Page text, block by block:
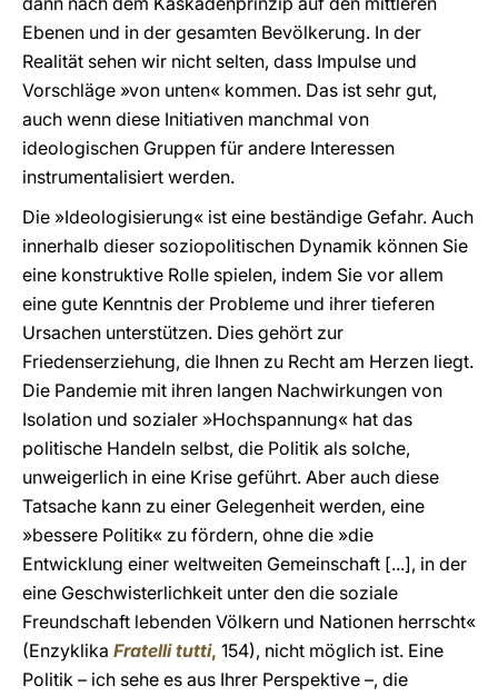
Ebenen und in der gesamten Bevölkerung. In der
Realität sehen wir nicht selten, dass Impulse und
Vorschläge »von unten« kommen. Das ist sehr gut,
auch wenn diese Initiativen manchmal von
ideologischen Gruppen für andere Interessen
instrumentalisiert werden.
Die »Ideologisierung« ist eine beständige Gefahr. Auch
innerhalb dieser soziopolitischen Dynamik können Sie
eine konstruktive Rolle spielen, indem Sie vor allem
eine gute Kenntnis der Probleme und ihrer tieferen
Ursachen unterstützen. Dies gehört zur
Friedenserziehung, die Ihnen zu Recht am Herzen liegt.
Die Pandemie mit ihren langen Nachwirkungen von
Isolation und sozialer »Hochspannung« hat das
politische Handeln selbst, die Politik als solche,
unweigerlich in eine Krise geführt. Aber auch diese
Tatsache kann zu einer Gelegenheit werden, eine
»bessere Politik« zu fördern, ohne die »die
Entwicklung einer weltweiten Gemeinschaft [...], in der
eine Geschwisterlichkeit unter den die soziale
Freundschaft lebenden Völkern und Nationen herrscht«
(Enzyklika Fratelli tutti, 154), nicht möglich ist. Eine
Politik – ich sehe es aus Ihrer Perspektive –, die